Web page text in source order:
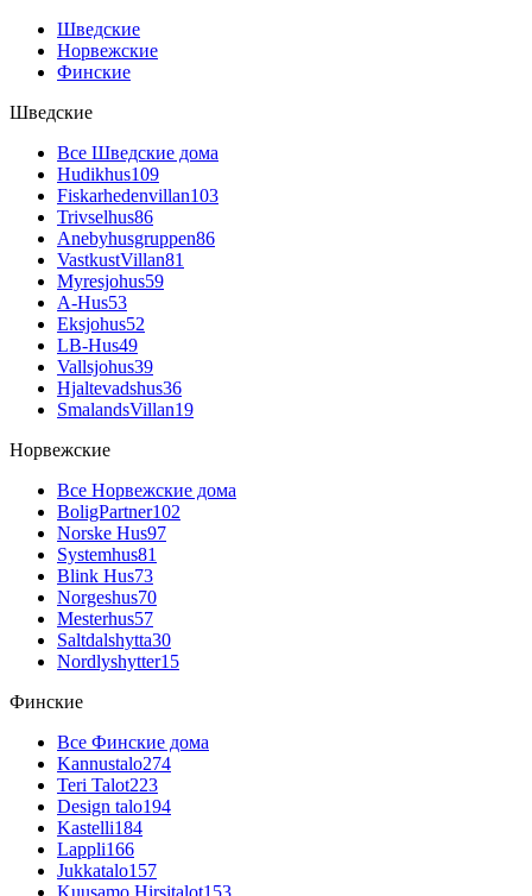
Шведские
Норвежские
Финские
Шведские
Все Шведские дома
Hudikhus109
Fiskarhedenvillan103
Trivselhus86
Anebyhusgruppen86
VastkustVillan81
Myresjohus59
A-Hus53
Eksjohus52
LB-Hus49
Vallsjohus39
Hjaltevadshus36
SmalandsVillan19
Норвежские
Все Норвежские дома
BoligPartner102
Norske Hus97
Systemhus81
Blink Hus73
Norgeshus70
Mesterhus57
Saltdalshytta30
Nordlyshytter15
Финские
Все Финские дома
Kannustalo274
Teri Talot223
Design talo194
Kastelli184
Lappli166
Jukkatalo157
Kuusamo Hirsitalot153